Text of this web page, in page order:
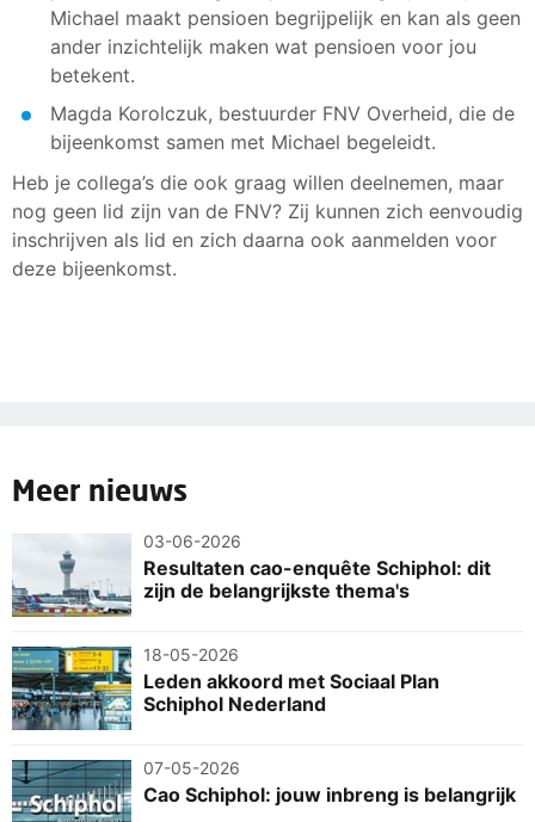
Michael maakt pensioen begrijpelijk en kan als geen
ander inzichtelijk maken wat pensioen voor jou
betekent.
Magda Korolczuk, bestuurder FNV Overheid, die de
bijeenkomst samen met Michael begeleidt.
Heb je collega’s die ook graag willen deelnemen, maar
nog geen lid zijn van de FNV? Zij kunnen zich eenvoudig
inschrijven als lid en zich daarna ook aanmelden voor
deze bijeenkomst.
Meer nieuws
03-06-2026
Resultaten cao-enquête Schiphol: dit
zijn de belangrijkste thema's
18-05-2026
Leden akkoord met Sociaal Plan
Schiphol Nederland
07-05-2026
Cao Schiphol: jouw inbreng is belangrijk